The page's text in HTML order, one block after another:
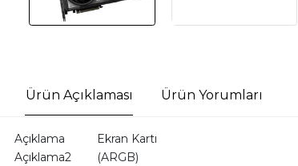
Ürün Açıklaması Ürün Yorumları
Açıklama
Ekran Kartı
Açıklama2
(ARGB)